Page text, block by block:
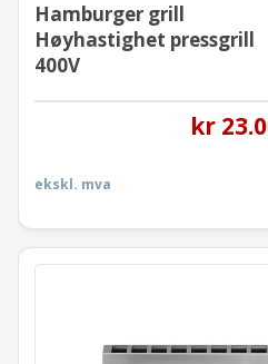
Hamburger grill
Høyhastighet pressgrill
400V
kr
ekskl. mva